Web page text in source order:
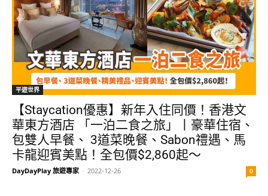
平遊世界
【Staycation優惠】新年入住同價！香港文
華東方酒店 「一泊二食之旅」丨豪華住宿、
包雙人早餐、 3道菜晚餐、Sabon禮遇、馬
卡龍迎賓美點！全包價$2,860起～
DayDayPlay 旅遊專家 - 2022-12-26 0